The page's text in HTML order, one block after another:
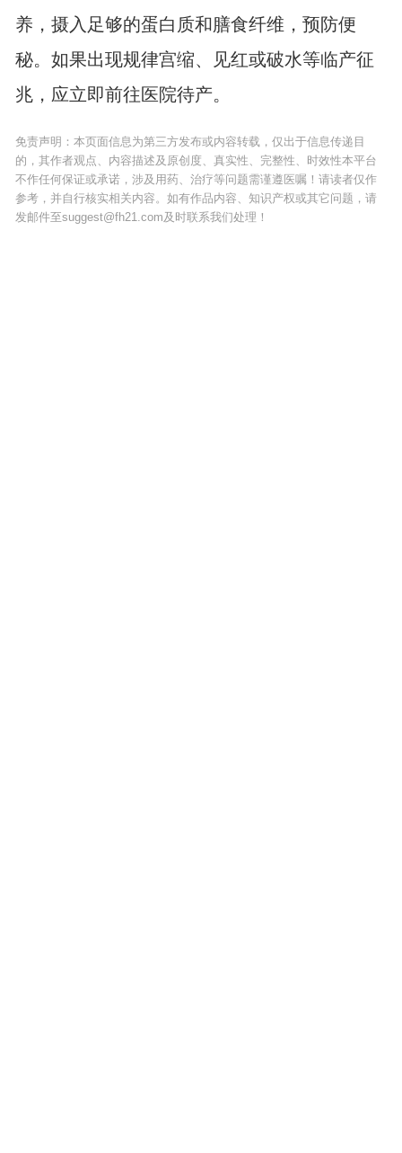
养，摄入足够的蛋白质和膳食纤维，预防便
秘。如果出现规律宫缩、见红或破水等临产征
兆，应立即前往医院待产。
免责声明：本页面信息为第三方发布或内容转载，仅出于信息传递目
的，其作者观点、内容描述及原创度、真实性、完整性、时效性本平台
不作任何保证或承诺，涉及用药、治疗等问题需谨遵医嘱！请读者仅作
参考，并自行核实相关内容。如有作品内容、知识产权或其它问题，请
发邮件至suggest@fh21.com及时联系我们处理！